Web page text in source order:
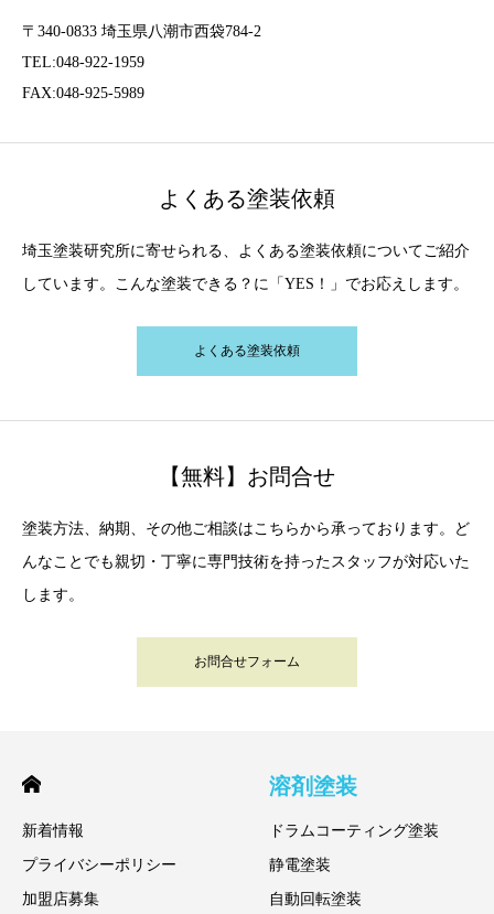
〒340-0833 埼玉県八潮市西袋784-2
TEL:048-922-1959
FAX:048-925-5989
よくある塗装依頼
埼玉塗装研究所に寄せられる、よくある塗装依頼についてご紹介
しています。こんな塗装できる？に「YES！」でお応えします。
よくある塗装依頼
【無料】お問合せ
塗装方法、納期、その他ご相談はこちらから承っております。ど
んなことでも親切・丁寧に専門技術を持ったスタッフが対応いた
します。
お問合せフォーム
新着情報
プライバシーポリシー
加盟店募集
溶剤塗装
ドラムコーティング塗装
静電塗装
自動回転塗装